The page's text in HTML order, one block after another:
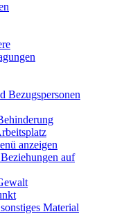
Bezugspersonen
anzeigen
auf
Material